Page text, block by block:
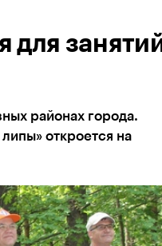
для
районах города.
откроется на